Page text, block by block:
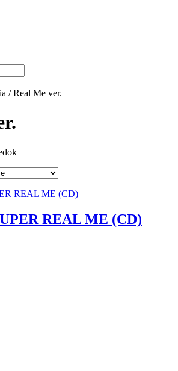
/ Real Me ver.
REAL ME (CD)